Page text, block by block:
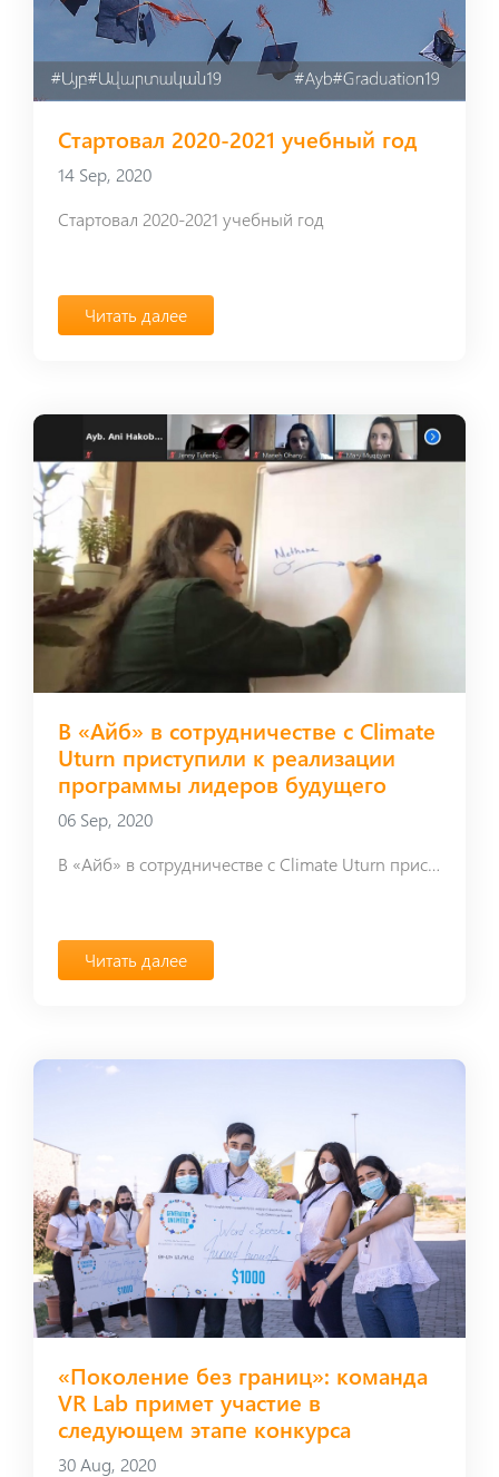
Стартовал 2020-2021 учебный год
14 Sep, 2020
Стартовал 2020-2021 учебный год
Читать далее
В «Айб» в сотрудничестве с Climate
Uturn приступили к реализации
программы лидеров будущего
06 Sep, 2020
В «Айб» в сотрудничестве с Climate Uturn приступили к реализации программы лидеров будущего
Читать далее
«Поколение без границ»: команда
VR Lab примет участие в
следующем этапе конкурса
30 Aug, 2020